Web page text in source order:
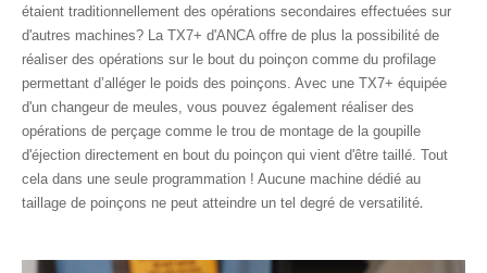
étaient traditionnellement des opérations secondaires effectuées sur
d'autres machines? La TX7+ d'ANCA offre de plus la possibilité de
réaliser des opérations sur le bout du poinçon comme du profilage
permettant d’alléger le poids des poinçons. Avec une TX7+ équipée
d'un changeur de meules, vous pouvez également réaliser des
opérations de perçage comme le trou de montage de la goupille
d'éjection directement en bout du poinçon qui vient d'être taillé. Tout
cela dans une seule programmation ! Aucune machine dédié au
taillage de poinçons ne peut atteindre un tel degré de versatilité.